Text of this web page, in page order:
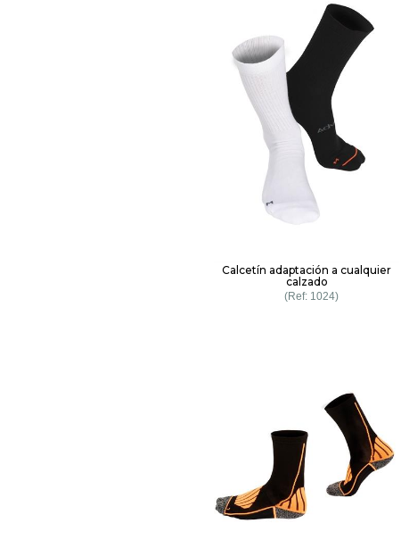
Calcetín adaptación a cualquier
calzado
1024